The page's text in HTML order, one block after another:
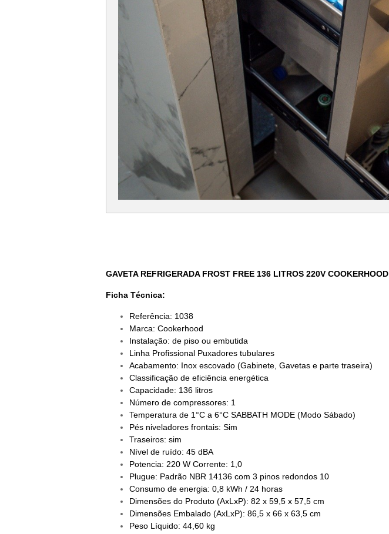
GAVETA REFRIGERADA FROST FREE 136 LITROS 220V COOKERHOOD
Ficha Técnica:
Referência: 1038
Marca: Cookerhood
Instalação: de piso ou embutida
Linha Profissional Puxadores tubulares
Acabamento: Inox escovado (Gabinete, Gavetas e parte traseira)
Classificação de eficiência energética
Capacidade: 136 litros
Número de compressores: 1
Temperatura de 1°C a 6°C SABBATH MODE (Modo Sábado)
Pés niveladores frontais: Sim
Traseiros: sim
Nível de ruído: 45 dBA
Potencia: 220 W Corrente: 1,0
Plugue: Padrão NBR 14136 com 3 pinos redondos 10
Consumo de energia: 0,8 kWh / 24 horas
Dimensões do Produto (AxLxP): 82 x 59,5 x 57,5 cm
Dimensões Embalado (AxLxP): 86,5 x 66 x 63,5 cm
Peso Líquido: 44,60 kg